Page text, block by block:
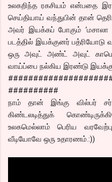
உலகறிந்த ரகசியம் என்பதை
செய்தியாய் வந்துபின் தான்
அவர் இயக்கப் போகும் ‘மசாலா
படத்தில் இயக்குனர் பத்ரியோடு
ஒரு அவுட் அண்ட் அவுட்
வாய்ப்பை நல்கிய இரண்டு
##########
நாம் தான் இங்கு வில்பர்
கிண்டலடித்துக்
உலகமெல்லாம் பெரிய
வீடியோவே ஒரு உதாரணம்.:))